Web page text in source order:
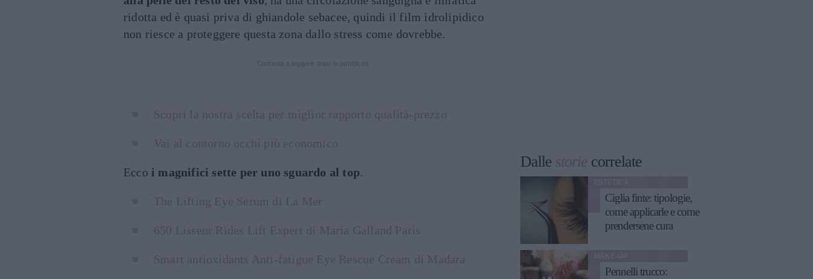
ridotta ed è quasi priva di ghiandole sebacee, quindi il film idrolipidico
non riesce a proteggere questa zona dallo stress come dovrebbe.
Scopri la nostra scelta per miglior rapporto qualità-prezzo
Vai al contorno occhi più economico
Ecco i magnifici sette per uno sguardo al top.
The Lifting Eye Serum di La Mer
650 Lisseur Rides Lift Expert di Maria Galland Paris
Smart antioxidants Anti-fatigue Eye Rescue Cream di Madara
Dalle storie correlate
Ciglia finte: tipologie,
come applicarle e come
prendersene cura
Pennelli trucco: